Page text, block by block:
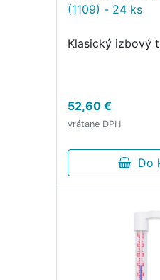
(1109) - 24 ks
Klasický izbový
52,60 €
vrátane DPH
Do